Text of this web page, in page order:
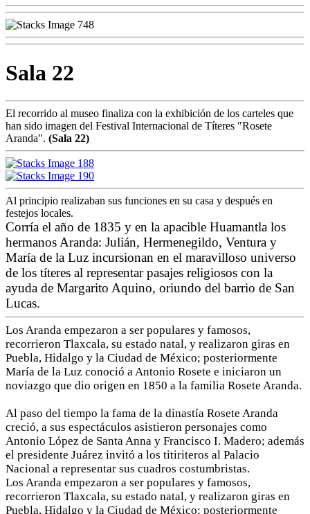
Sala 22
El recorrido al museo finaliza con la exhibición de los carteles que
han sido imagen del Festival Internacional de Títeres "Rosete
Aranda". (Sala 22)
Al principio realizaban sus funciones en su casa y después en
festejos locales.
Corría el año de 1835 y en la apacible Huamantla los
hermanos Aranda: Julián, Hermenegildo, Ventura y
María de la Luz incursionan en el maravilloso universo
de los títeres al representar pasajes religiosos con la
ayuda de Margarito Aquino, oriundo del barrio de San
Lucas.
Los Aranda empezaron a ser populares y famosos,
recorrieron Tlaxcala, su estado natal, y realizaron giras en
Puebla, Hidalgo y la Ciudad de México; posteriormente
María de la Luz conoció a Antonio Rosete e iniciaron un
noviazgo que dio origen en 1850 a la familia Rosete Aranda.
Al paso del tiempo la fama de la dinastía Rosete Aranda
creció, a sus espectáculos asistieron personajes como
Antonio López de Santa Anna y Francisco I. Madero; además
el presidente Juárez invitó a los titiriteros al Palacio
Nacional a representar sus cuadros costumbristas.
Los Aranda empezaron a ser populares y famosos,
recorrieron Tlaxcala, su estado natal, y realizaron giras en
Puebla, Hidalgo y la Ciudad de México; posteriormente